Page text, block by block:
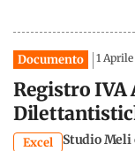
Documento 1
Registro IVA
Excel Studio Meli